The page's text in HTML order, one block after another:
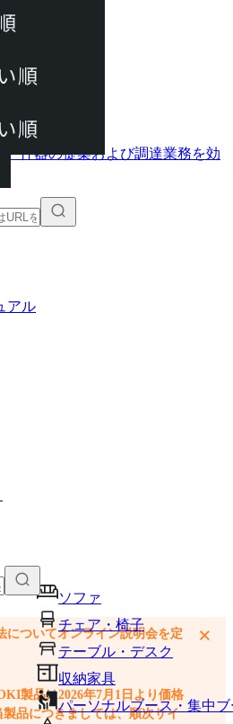
に追加
アル
ソファ
チェア・椅子
テーブル・デスク
収納家具
パーソナルブース・集中
貼り付けて、カートに追加できます
ついてオンライン説明会を定
製品は2026年7月1日より価格
品につきましては、順次サイ
×
順
順